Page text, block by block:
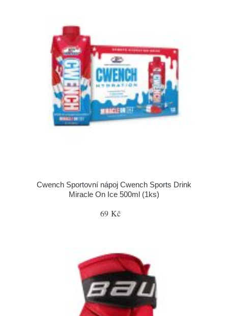
Cwench Sportovní nápoj Cwench Sports Drink
Miracle On Ice 500ml (1ks)
69 Kč